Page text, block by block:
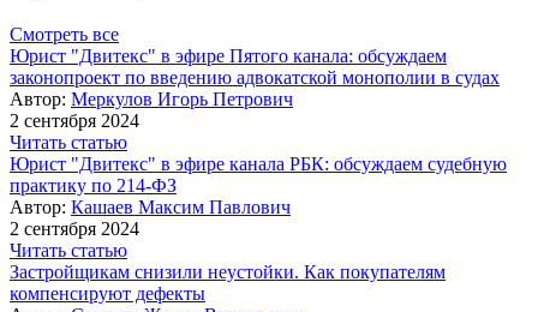
Смотреть все
Юрист "Двитекс" в эфире Пятого канала: обсуждаем
законопроект по введению адвокатской монополии в судах
Автор: Меркулов Игорь Петрович
2 сентября 2024
Читать статью
Юрист "Двитекс" в эфире канала РБК: обсуждаем судебную
практику по 214-ФЗ
Автор: Кашаев Максим Павлович
2 сентября 2024
Читать статью
Застройщикам снизили неустойки. Как покупателям
компенсируют дефекты